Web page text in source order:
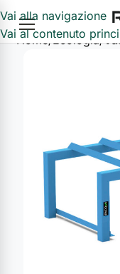
Vai alla navigazione
Vai al contenuto
Home Ecologia